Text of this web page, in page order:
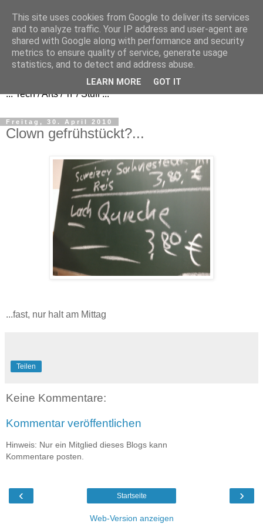
FezBook
... Tech / Arts / 'n' / Stuff ...
Freitag, 30. April 2010
Clown gefrühstückt?...
...fast, nur halt am Mittag
Teilen
Keine Kommentare:
Kommentar veröffentlichen
Hinweis: Nur ein Mitglied dieses Blogs kann
Kommentare posten.
‹ ›
Startseite
Web-Version anzeigen
This site uses cookies from Google to deliver its services
and to analyze traffic. Your IP address and user-agent are
shared with Google along with performance and security
metrics to ensure quality of service, generate usage
statistics, and to detect and address abuse.
LEARN MORE GOT IT